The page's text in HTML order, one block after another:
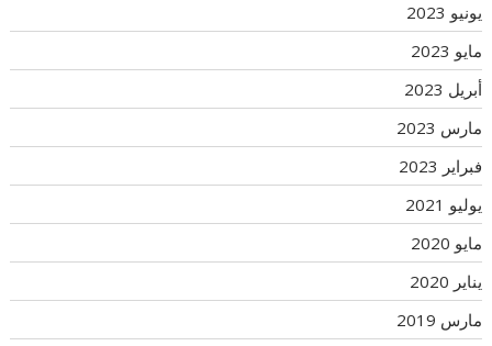
يونيو 2023
مايو 2023
أبريل 2023
مارس 2023
فبراير 2023
يوليو 2021
مايو 2020
يناير 2020
مارس 2019